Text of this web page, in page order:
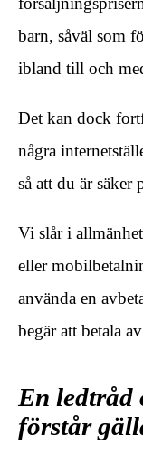
barn, såväl som
ibland till och
Det kan dock
några
så att du är säker
Vi slår i
eller
använda en
begär att betala
En ledtråd
förstår